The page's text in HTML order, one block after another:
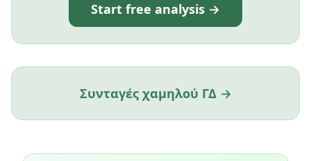
Start free analysis →
Συνταγές χαμηλού ΓΔ →